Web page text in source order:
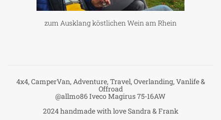
zum Ausklang köstlichen Wein am Rhein
4x4, CamperVan, Adventure, Travel, Overlanding, Vanlife &
Offroad
@allmo86 Iveco Magirus 75-16AW
2024 handmade with love Sandra & Frank